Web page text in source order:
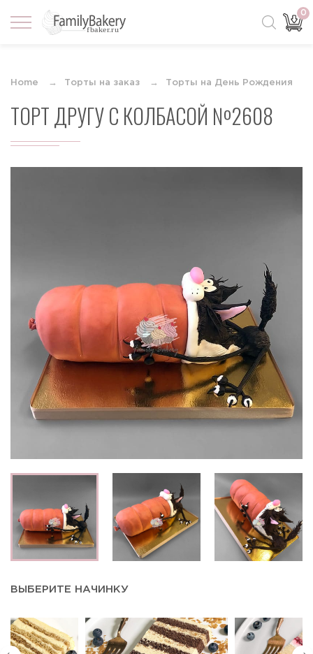
0
Home Торты на заказ Торты на День Рождения
ТОРТ ДРУГУ С КОЛБАСОЙ №2608
ВЫБЕРИТЕ НАЧИНКУ